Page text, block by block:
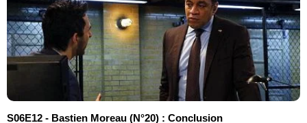
S06E12 - Bastien Moreau (N°20) : Conclusion